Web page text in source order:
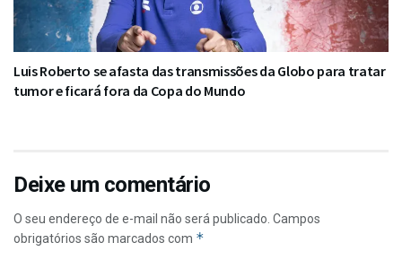
Luis Roberto se afasta das transmissões da Globo para tratar
tumor e ficará fora da Copa do Mundo
Deixe um comentário
O seu endereço de e-mail não será publicado. Campos
obrigatórios são marcados com *